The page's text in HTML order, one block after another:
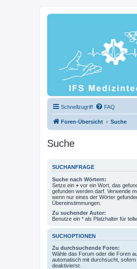
Schnellzugriff FAQ
Foren-Übersicht Suche
Suche
SUCHANFRAGE
Suche nach Wörtern:
Setze ein + vor ein Wort, das
gefunden werden darf. Verwende
wenn nur eines der Wörter
Übereinstimmungen.
Zu suchender Autor:
Benutze ein * als Platzhalter für
SUCHOPTIONEN
Zu durchsuchende Foren:
Wähle das Forum oder die Foren
automatisch mit durchsucht,
deaktivierst.